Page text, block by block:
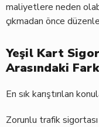
maliyetlere neden
çıkmadan önce
Yeşil Kart
Arasındaki Fark
En sık karıştırılan
Zorunlu trafik sigortası